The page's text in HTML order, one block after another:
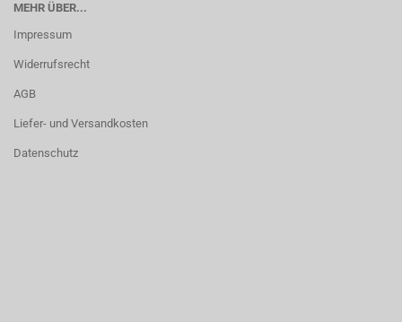
MEHR ÜBER...
Impressum
Widerrufsrecht
AGB
Liefer- und Versandkosten
Datenschutz